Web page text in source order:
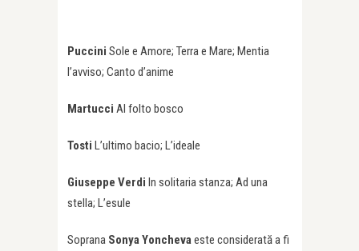
Puccini Sole e Amore; Terra e Mare; Mentia
l’avviso; Canto d’anime
Martucci Al folto bosco
Tosti L’ultimo bacio; L’ideale
Giuseppe Verdi In solitaria stanza; Ad una
stella; L’esule
Soprana Sonya Yonchevaeste considerată a fi